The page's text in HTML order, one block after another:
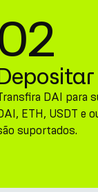
DAI para
ETH, USDT e
suportados.